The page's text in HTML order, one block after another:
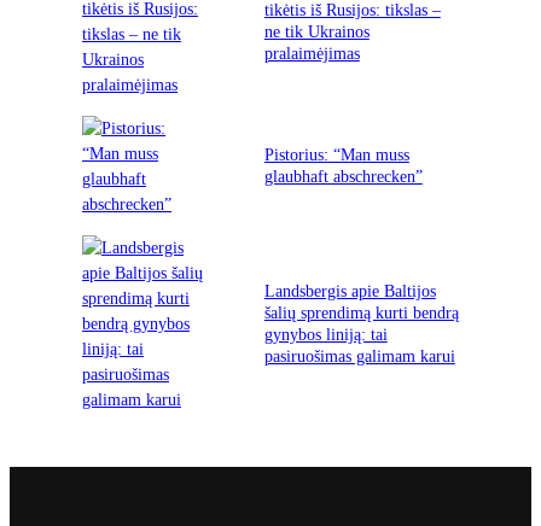
tikėtis iš Rusijos: tikslas –
ne tik Ukrainos
pralaimėjimas
Pistorius: “Man muss
glaubhaft abschrecken”
Landsbergis apie Baltijos
šalių sprendimą kurti bendrą
gynybos liniją: tai
pasiruošimas galimam karui